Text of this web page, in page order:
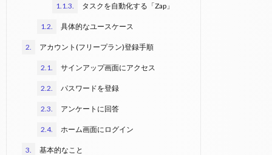
1.1.3. タスクを自動化する「Zap」
1.2. 具体的なユースケース
2. アカウント(フリープラン)登録手順
2.1. サインアップ画面にアクセス
2.2. パスワードを登録
2.3. アンケートに回答
2.4. ホーム画面にログイン
3. 基本的なこと